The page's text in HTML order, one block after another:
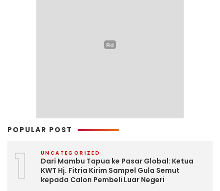
POPULAR POST
1 UNCATEGORIZED
Dari Mambu Tapua ke Pasar Global: Ketua
KWT Hj. Fitria Kirim Sampel Gula Semut
kepada Calon Pembeli Luar Negeri